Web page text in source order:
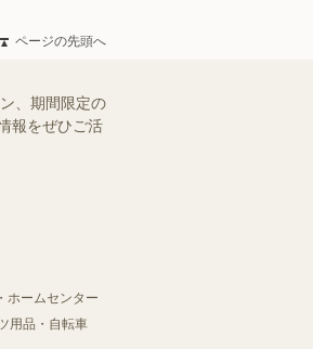
ページの先頭へ
、期間限定の
報をぜひご活
ホームセンター
用品・自転車